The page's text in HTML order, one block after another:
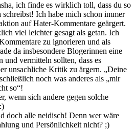
ich finde es wirklich toll, dass du so
schreibst! Ich habe mich schon immer
auf Hater-Kommentare geärgert.
viel leichter gesagt als getan. Ich
zu ignorieren und als
da insbesondere Blogerinnen eine
und vermitteln sollten, dass es
unsachliche Kritik zu ärgern. „Deine
noch was anderes als „mir
so“!
wenn sich andere gegen solche
doch alle neidisch! Denn wer wäre
und Persönlichkeit nicht? ;)